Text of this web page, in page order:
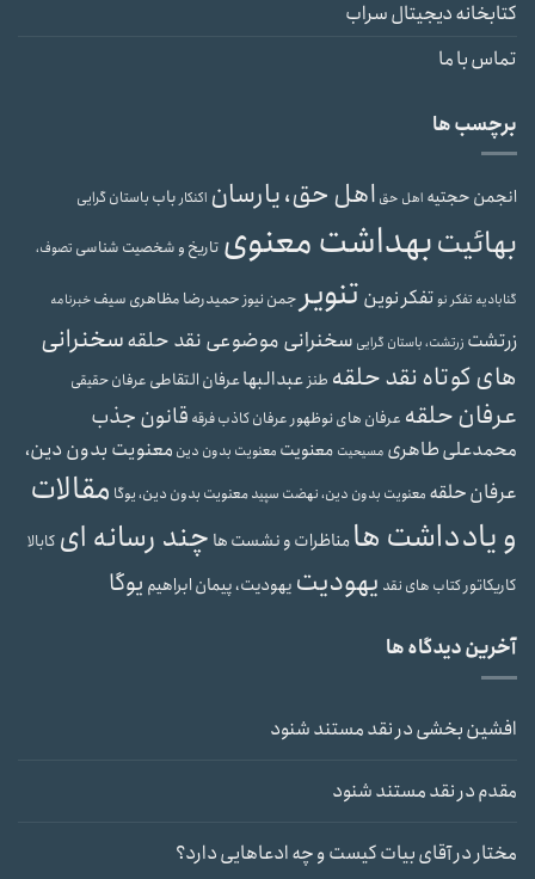
کتابخانه دیجیتال سراب
تماس با ما
برچسب ها
انجمن حجتیه اهل حق اهل حق، یارسان اکنکارباب باستان گرایی
بهائیتبهداشت معنوی تاریخ و شخصیت شناسی تصوف،
گنابادیه تفکر نوتفکر نوین تنویرجمن نیوزحمیدرضا مظاهری سیفخبرنامه
زرتشت زرتشت، باستان گرایی سخنرانی موضوعی نقد حلقهسخنرانی
های کوتاه نقد حلقه طنزعبدالبهاعرفان التقاطی عرفان حقیقی
عرفان حلقه عرفان های نوظهورعرفان کاذبفرقه قانون جذب
محمدعلی طاهری مسیحیت معنویت معنویت بدون دین معنویت بدون دین،
عرفان حلقه معنویت بدون دین، نهضت سپیدمعنویت بدون دین، یوگا مقالات
و یادداشت هامناظرات و نشست ها چند رسانه ای کابالا
کاریکاتورکتاب های نقد یهودیت یهودیت، پیمان ابراهیم یوگا
آخرین دیدگاه ها
افشین بخشیدرنقد مستند شنود
مقدمدرنقد مستند شنود
مختاردرآقای بیات کیست و چه ادعاهایی دارد؟